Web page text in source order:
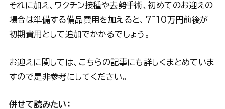
それに加え、ワクチン接種や去勢手術、初めてのお迎えの
場合は準備する備品費用を加えると、7~10万円前後が
初期費用として追加でかかるでしょう。
お迎えに関しては、こちらの記事にも詳しくまとめていま
すので是非参考にしてください。
併せて読みたい：